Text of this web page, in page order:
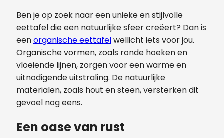
Ben je op zoek naar een unieke en stijlvolle
eettafel die een natuurlijke sfeer creëert? Dan is
eenorganische eettafelwellicht iets voor jou.
Organische vormen, zoals ronde hoeken en
vloeiende lijnen, zorgen voor een warme en
uitnodigende uitstraling. De natuurlijke
materialen, zoals hout en steen, versterken dit
gevoel nog eens.
Een oase van rust